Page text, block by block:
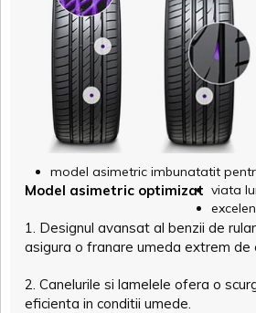
Model asimetric optimizat
1. Designul avansat al benzii de
asigura o franare umeda extrem de
2. Canelurile si lamelele ofera o
eficienta in conditii umede.
model asimetric imbunatatit
viata